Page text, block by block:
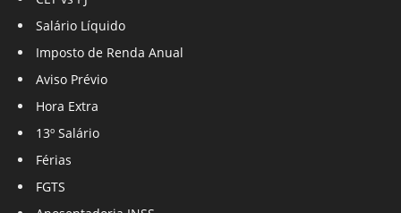
Salário Líquido
Imposto de Renda Anual
Aviso Prévio
Hora Extra
13º Salário
Férias
FGTS